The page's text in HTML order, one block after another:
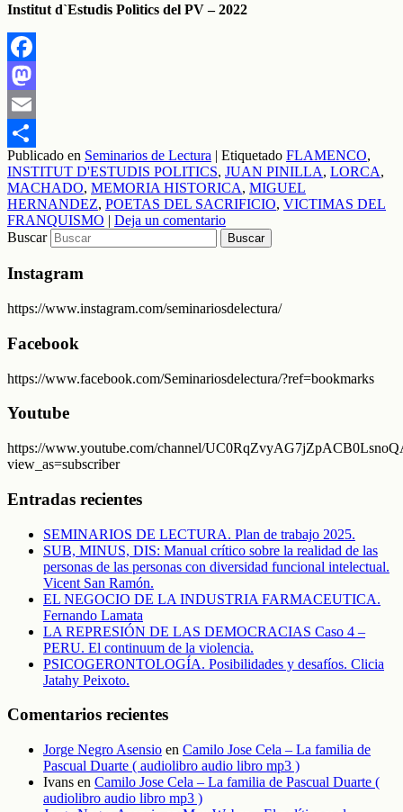
Institut d`Estudis Polìtics del PV – 2022
Facebook
Mastodon
Email
Compartir
Publicado en Seminarios de Lectura | Etiquetado FLAMENCO,
INSTITUT D'ESTUDIS POLITICS, JUAN PINILLA, LORCA,
MACHADO, MEMORIA HISTORICA, MIGUEL
HERNANDEZ, POETAS DEL SACRIFICIO, VICTIMAS DEL
FRANQUISMO | Deja un comentario
Buscar
Instagram
https://www.instagram.com/seminariosdelectura/
Facebook
https://www.facebook.com/Seminariosdelectura/?ref=bookmarks
Youtube
https://www.youtube.com/channel/
view_as=subscriber
Entradas recientes
SEMINARIOS DE LECTURA. Plan de trabajo 2025.
SUB, MINUS, DIS: Manual crítico sobre la realidad de las
personas de las personas con diversidad funcional intelectual.
Vicent San Ramón.
EL NEGOCIO DE LA INDUSTRIA FARMACEUTICA.
Fernando Lamata
LA REPRESIÓN DE LAS DEMOCRACIAS Caso 4 –
PERU. El continuum de la violencia.
PSICOGERONTOLOGÍA. Posibilidades y desafíos. Clicia
Jatahy Peixoto.
Comentarios recientes
Jorge Negro Asensio en Camilo Jose Cela – La familia de
Pascual Duarte ( audiolibro audio libro mp3 )
Ivans en Camilo Jose Cela – La familia de Pascual Duarte (
audiolibro audio libro mp3 )